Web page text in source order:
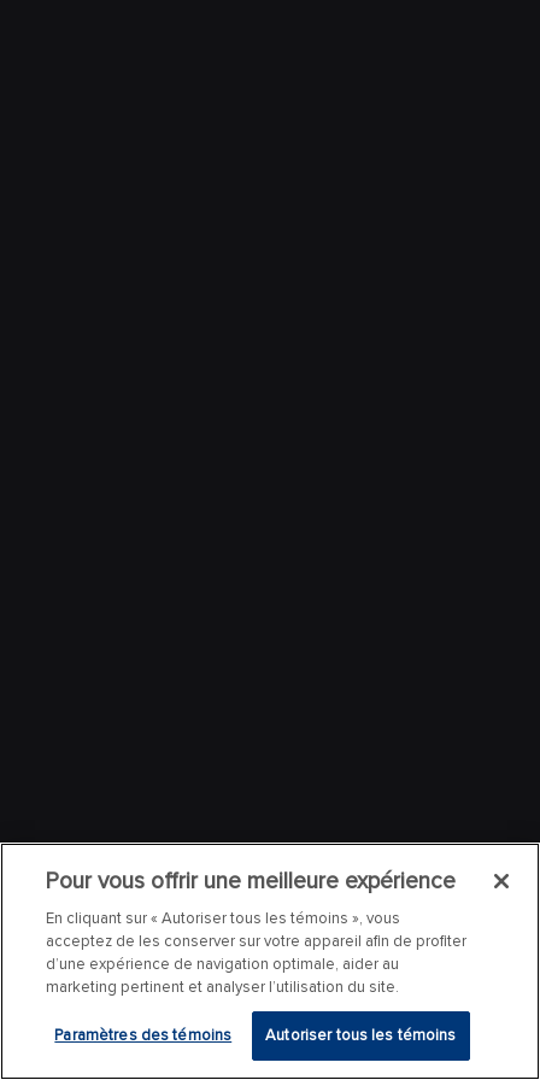
Pour vous offrir une meilleure expérience
En cliquant sur « Autoriser tous les témoins », vous
acceptez de les conserver sur votre appareil afin de profiter
d’une expérience de navigation optimale, aider au
marketing pertinent et analyser l’utilisation du site.
Paramètres des témoins Autoriser tous les témoins